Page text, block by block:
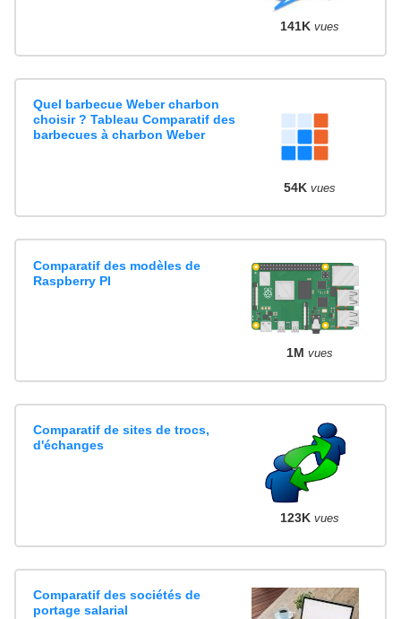
141K vues
Quel barbecue Weber charbon
choisir ? Tableau Comparatif des
barbecues à charbon Weber
54K vues
Comparatif des modèles de
Raspberry PI
1M vues
Comparatif de sites de trocs,
d'échanges
123K vues
Comparatif des sociétés de
portage salarial